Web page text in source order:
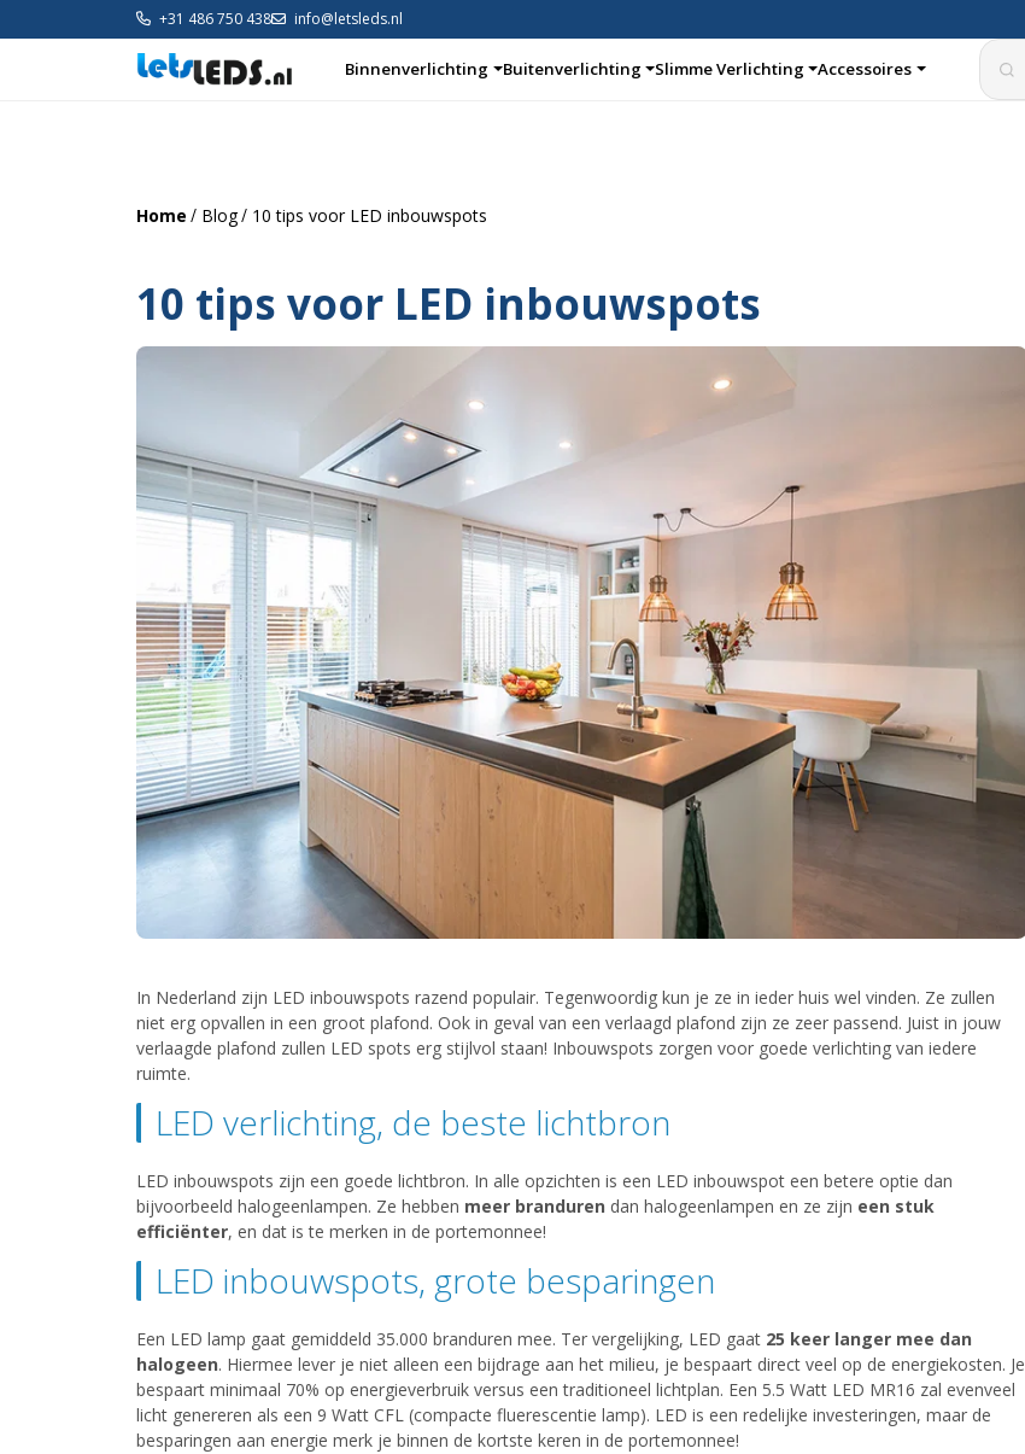
+31 486 750 438 info@letsleds.nl
Binnenverlichting Buitenverlichting Slimme Verlichting Accessoires
Home Blog 10 tips voor LED inbouwspots
10 tips voor LED inbouwspots
In Nederland zijn LED inbouwspots razend populair. Tegenwoordig kun je ze in ieder huis wel vinden. Ze zullen
niet erg opvallen in een groot plafond. Ook in geval van een verlaagd plafond zijn ze zeer passend. Juist in jouw
verlaagde plafond zullen LED spots erg stijlvol staan! Inbouwspots zorgen voor goede verlichting van iedere
ruimte.
LED verlichting, de beste lichtbron
LED inbouwspots zijn een goede lichtbron. In alle opzichten is een LED inbouwspot een betere optie dan
bijvoorbeeld halogeenlampen. Ze hebben meer branduren dan halogeenlampen en ze zijn een stuk
efficiënter, en dat is te merken in de portemonnee!
LED inbouwspots, grote besparingen
Een LED lamp gaat gemiddeld 35.000 branduren mee. Ter vergelijking, LED gaat 25 keer langer mee dan
halogeen. Hiermee lever je niet alleen een bijdrage aan het milieu, je bespaart direct veel op de energiekosten. Je
bespaart minimaal 70% op energieverbruik versus een traditioneel lichtplan. Een 5.5 Watt LED MR16 zal evenveel
licht genereren als een 9 Watt CFL (compacte fluerescentie lamp). LED is een redelijke investeringen, maar de
besparingen aan energie merk je binnen de kortste keren in de portemonnee!